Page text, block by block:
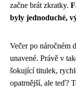
začne brát zkratky.
byly jednoduché,
Večer po náročném
unavené. Právě v
šokující titulek,
opatrnější, ale teď?